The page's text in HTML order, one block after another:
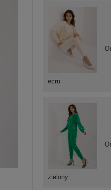
ecru
zielony